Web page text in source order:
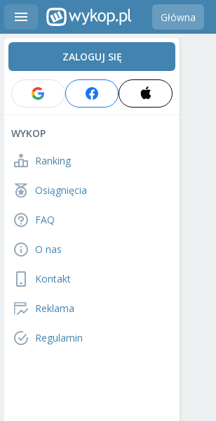
Główna
ZALOGUJ SIĘ
WYKOP
Ranking
Osiągnięcia
FAQ
O nas
Kontakt
Reklama
Regulamin